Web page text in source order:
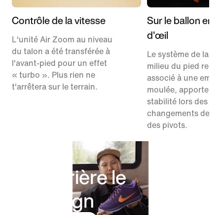
Contrôle de la vitesse
L'unité Air Zoom au niveau
du talon a été transférée à
l'avant-pied pour un effet
« turbo ». Plus rien ne
t'arrêtera sur le terrain.
Sur le ballon en
d'œil
Le système de
milieu du pied
associé à une
moulée, apporte
stabilité lors des
changements de
des pivots.
Derrière le
design